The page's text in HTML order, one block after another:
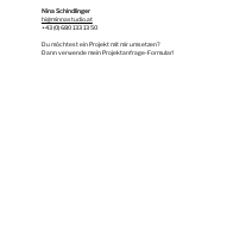
Nina Schindlinger
hi@minnastudio.at
+43 (0) 680 133 13 50
Du möchtest ein Projekt mit mir umsetzen?
Dann verwende mein Projektanfrage-Formular!